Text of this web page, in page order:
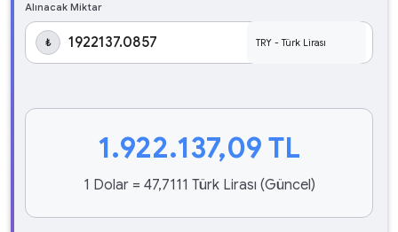
Alınacak Miktar
₺
1.922.137,09 TL
1 Dolar = 47,7111 Türk Lirası (Güncel)